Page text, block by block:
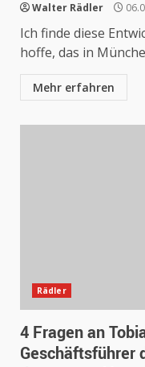
Walter Rädler
Ich finde diese
hoffe, das in
Mehr erfahren
Rädler
4 Fragen an
Geschäftsführer